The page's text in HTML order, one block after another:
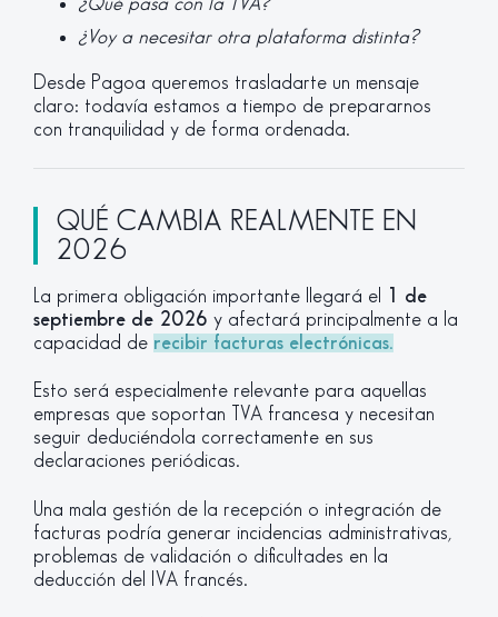
¿Qué pasa con la TVA?
¿Voy a necesitar otra plataforma distinta?
Desde Pagoa queremos trasladarte un mensaje
claro: todavía estamos a tiempo de prepararnos
con tranquilidad y de forma ordenada.
QUÉ CAMBIA REALMENTE EN
2026
La primera obligación importante llegará el
1 de
septiembre de 2026 y afectará principalmente a la
capacidad de recibir facturas electrónicas.
Esto será especialmente relevante para aquellas
empresas que soportan TVA francesa y necesitan
seguir deduciéndola correctamente en sus
declaraciones periódicas.
Una mala gestión de la recepción o integración de
facturas podría generar incidencias administrativas,
problemas de validación o dificultades en la
deducción del IVA francés.